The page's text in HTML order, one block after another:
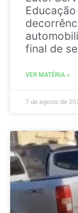
final de
VER MATÉRIA »
7 de agosto de